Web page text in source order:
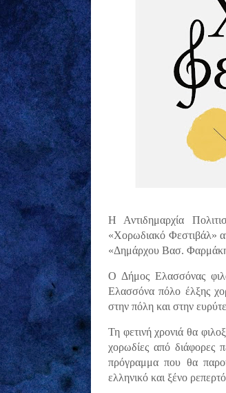
Η Αντιδημαρχία
«Χορωδιακό Φεστιβάλ»
«Δημάρχου Βασ.
Ο Δήμος Ελασσόνας
Ελασσόνα πόλο έλξης
στην πόλη και στην
Τη φετινή χρονιά θα
χορωδίες από διάφορες
πρόγραμμα που θα
ελληνικό και ξένο